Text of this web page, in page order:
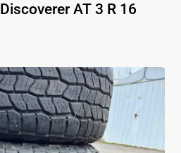
Discoverer AT 3 R 16